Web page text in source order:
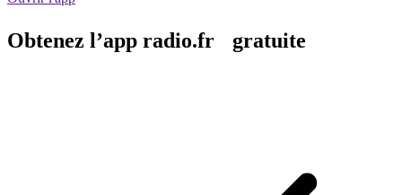
Obtenez l’app radio.fr gratuite